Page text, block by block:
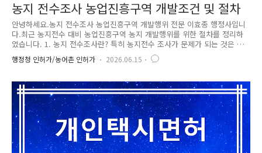
농지 전수조사 농업진흥구역 개발조건 및 절차
안녕하세요.농지 전수조사 농업진흥구역 개발행위 전문 이효종 행정사입니
다.최근 농지전수 대비 농업진흥구역 농지 개발행위를 위한 절차를 정리하
였습니다. 1. 농지 전수조사란? 특히 농지전수 조사가 문제가 되는 것은 토
지의 소유자가 토지를 소유한 상태에서 농업을 하지 않고 방치한 형태로
적발시 행정조치가 처해 질 수 있으니 유의하시길 바랍니다.. 2. 문제는 농
발하는 데 제한이 없지만, 문제는 농업진흥구역의 농지는 농업 이외에 아
래 같은 경우는 개발하여 농지법 위반에서 벗아날 수 있습니다. 위에 표시
된 농업진흥구역 농지를 개발할 수 있는 다른 방법도 있어서 농지를 개발
행위를 하여 다른 형태로 소유하는 것도 가능합니다. 물론 개..
행정청 인허가/농어촌 인허가 2026.06.15